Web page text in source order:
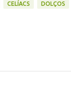
CELÍACS DOLÇOS